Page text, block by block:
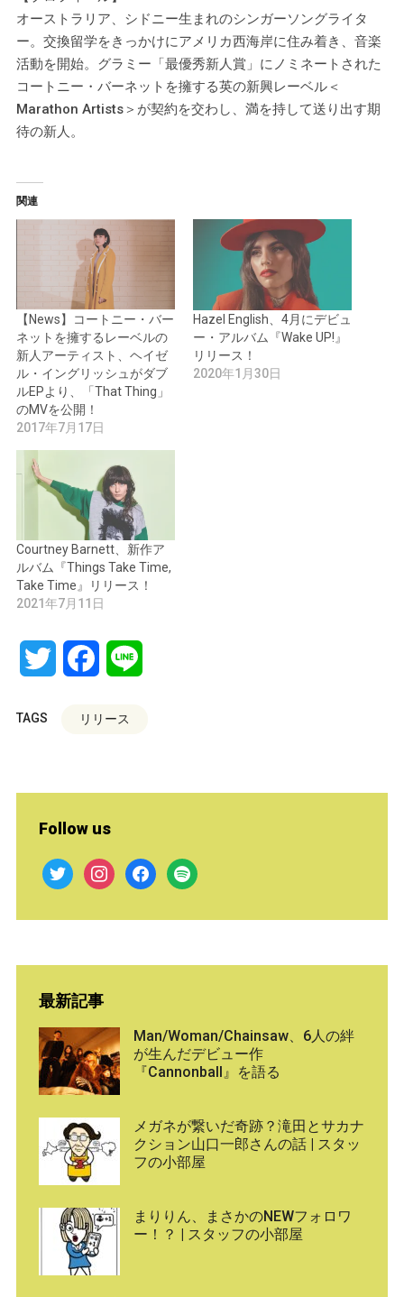
オーストラリア、シドニー生まれのシンガーソングライタ
ー。交換留学をきっかけにアメリカ西海岸に住み着き、音楽
活動を開始。グラミー「最優秀新人賞」にノミネートされた
コートニー・バーネットを擁する英の新興レーベル＜
Marathon Artists＞が契約を交わし、満を持して送り出す期
待の新人。
関連
【News】コートニー・バー
ネットを擁するレーベルの
新人アーティスト、ヘイゼ
ル・イングリッシュがダブ
ルEPより、「That Thing」
のMVを公開！
2017年7月17日
Hazel English、4月にデビュ
ー・アルバム『Wake UP!』
リリース！
2020年1月30日
Courtney Barnett、新作ア
ルバム『Things Take Time,
Take Time』リリース！
2021年7月11日
Twitter Facebook
TAGS リリース
Follow us
twitter instagramfacebook
spotify
最新記事
Man/Woman/Chainsaw、6人の絆
が生んだデビュー作
『Cannonball』を語る
メガネが繋いだ奇跡？滝田とサカナ
クション山口一郎さんの話 | スタッ
フの小部屋
まりりん、まさかのNEWフォロワ
ー！？ | スタッフの小部屋